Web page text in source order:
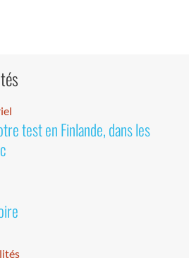
test en Finlande, dans les